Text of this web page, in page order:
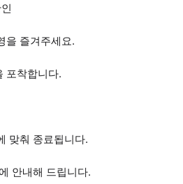
을 즐겨주세요.
포착합니다.
맞춰 종료됩니다.
안내해 드립니다.